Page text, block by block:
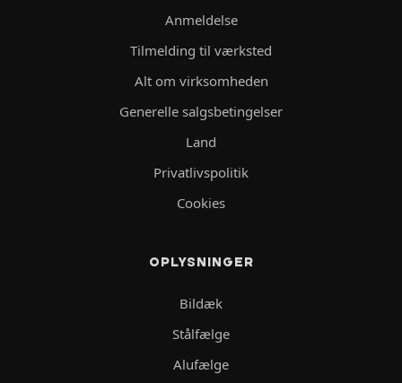
Anmeldelse
Tilmelding til værksted
Alt om virksomheden
Generelle salgsbetingelser
Land
Privatlivspolitik
Cookies
OPLYSNINGER
Bildæk
Stålfælge
Alufælge